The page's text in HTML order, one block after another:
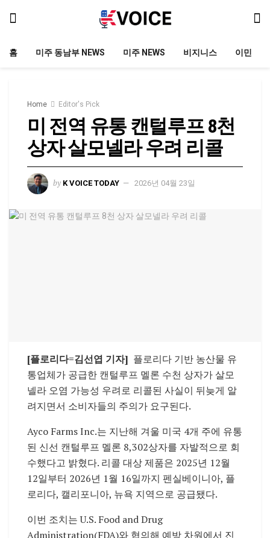
홈 미주 동남부 NEWS 미주 NEWS 비지니스 이민
Home Editor's Pick
미 전역 유통 캔털루프 8천
상자 살모넬라 우려 리콜
by K VOICE TODAY 2026년 04월 23일
[플로리다=김선엽 기자] 플로리다 기반 농산물 유
통업체가 공급한 캔털루프 멜론 수천 상자가 살모
넬라 오염 가능성 우려로 리콜된 사실이 뒤늦게 알
려지면서 소비자들의 주의가 요구된다.
Ayco Farms Inc.는 지난해 겨울 미국 4개 주에 유통
된 신선 캔털루프 멜론 8,302상자를 자발적으로 회
수했다고 밝혔다. 리콜 대상 제품은 2025년 12월
12일부터 2026년 1월 16일까지 펜실베이니아, 플
로리다, 캘리포니아, 뉴욕 지역으로 공급됐다.
이번 조치는U.S. Food and Drug
Administration(FDA)와 협의해 예방 차원에서 진